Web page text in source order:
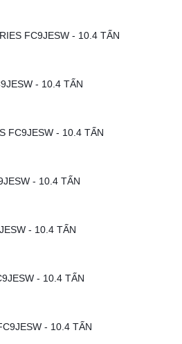
MUA NGAY
FC9JESW - 10.4 TẤN
- 10.4 TẤN
FC9JESW - 10.4 TẤN
- 10.4 TẤN
- 10.4 TẤN
- 10.4 TẤN
- 10.4 TẤN